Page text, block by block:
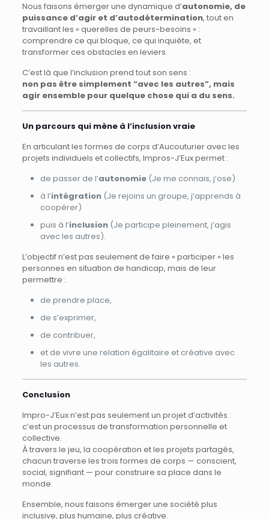
Nous faisons émerger une dynamique d’autonomie, de
puissance d’agir et d’autodétermination, tout en
travaillant les « querelles de peurs-besoins » :
comprendre ce qui bloque, ce qui inquiète, et
transformer ces obstacles en leviers.
C’est là que l’inclusion prend tout son sens :
non pas être simplement “avec les autres”, mais
agir ensemble pour quelque chose qui a du sens.
Un parcours qui mène à l’inclusion vraie
En articulant les formes de corps d’Aucouturier avec les
projets individuels et collectifs, Impros-J’Eux permet :
de passer de l’autonomie(Je me connais, j’ose)
à l’intégration(Je rejoins un groupe, j’apprends à
coopérer)
puis à l’inclusion(Je participe pleinement, j’agis
avec les autres).
L’objectif n’est pas seulement de faire « participer » les
personnes en situation de handicap, mais de leur
permettre :
de prendre place,
de s’exprimer,
de contribuer,
et de vivre une relation égalitaire et créative avec
les autres.
Conclusion
Impro-J’Eux n’est pas seulement un projet d’activités :
c’est un processus de transformation personnelle et
collective.
À travers le jeu, la coopération et les projets partagés,
chacun traverse les trois formes de corps — conscient,
social, signifiant — pour construire sa place dans le
monde.
Ensemble, nous faisons émerger une société plus
inclusive, plus humaine, plus créative.